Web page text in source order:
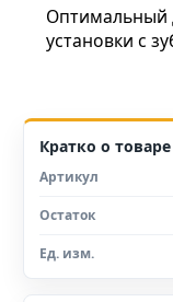
Оптимальный
установки с
Кратко о товаре
Артикул
Остаток
Ед. изм.